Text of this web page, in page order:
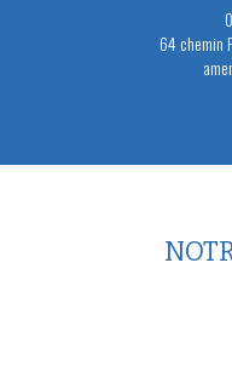
64 chemin